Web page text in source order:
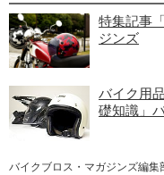
特集記事
ジンズ
バイク用
礎知識」
バイクブロス・マガジンズ編集